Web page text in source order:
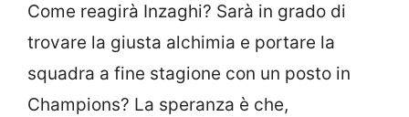
Come reagirà Inzaghi? Sarà in grado di
trovare la giusta alchimia e portare la
squadra a fine stagione con un posto in
Champions? La speranza è che,